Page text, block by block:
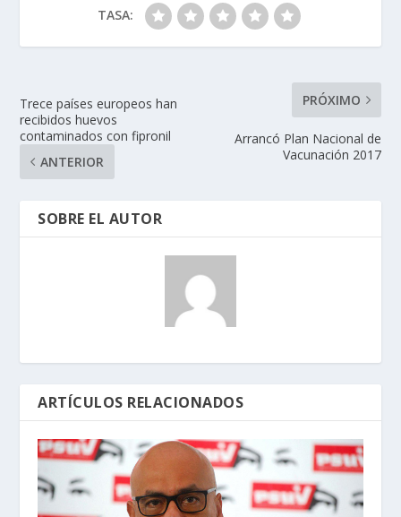
TASA:
Trece países europeos han
recibidos huevos
contaminados con fipronil
ANTERIOR
PRÓXIMO
Arrancó Plan Nacional de
Vacunación 2017
SOBRE EL AUTOR
ARTÍCULOS RELACIONADOS